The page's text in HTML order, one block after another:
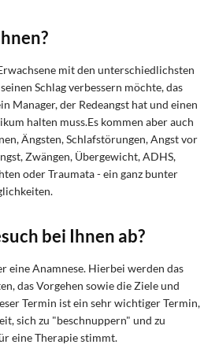
mit den unterschiedlichsten
Schlag verbessern möchte, das
Manager, der Redeangst hat und einen
halten muss.Es kommen aber auch
Ängsten, Schlafstörungen, Angst vor
Zwängen, Übergewicht, ADHS,
oder Traumata - ein ganz bunter
bei Ihnen ab?
eine Anamnese. Hierbei werden das
das Vorgehen sowie die Ziele und
Termin ist ein sehr wichtiger Termin,
sich zu "beschnuppern" und zu
eine Therapie stimmt.